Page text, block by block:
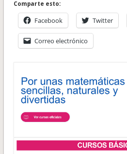
Comparte esto:
Facebook Twitter
Correo electrónico